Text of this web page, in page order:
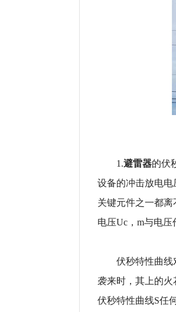
1.避雷器的伏
设备的冲击放电
关键元件之一都
电压Uc，m与电压
伏秒特性曲线
袭来时，其上的
伏秒特性曲线S任